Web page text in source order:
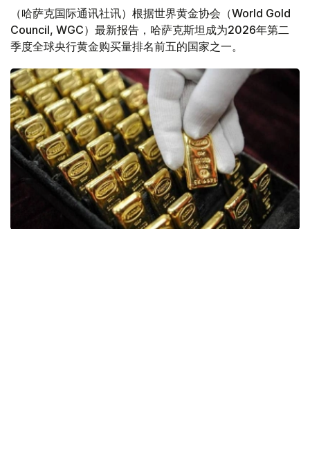
（哈萨克国际通讯社讯）根据世界黄金协会（World Gold
Council, WGC）最新报告，哈萨克斯坦成为2026年第二
季度全球央行黄金购买量排名前五的国家之一。